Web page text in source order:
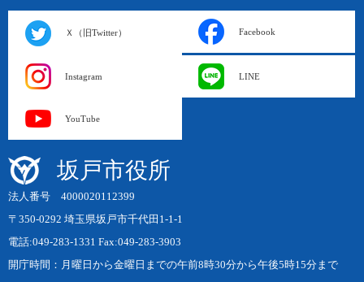
Ｘ（旧Twitter） Facebook
Instagram LINE
YouTube
坂戸市役所
法人番号 4000020112399
〒350-0292 埼玉県坂戸市千代田1-1-1
電話:049-283-1331 Fax:049-283-3903
開庁時間：月曜日から金曜日までの午前8時30分から午後5時15分まで